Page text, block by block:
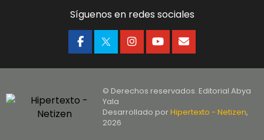
Síguenos en redes sociales
© Derechos reservados. Editorial Abya
Yala
Desarrollado porHipertexto - Netizen,
2026